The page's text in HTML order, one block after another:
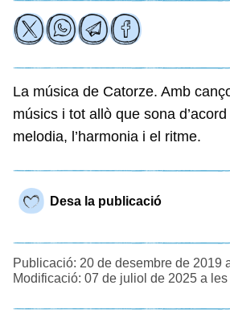
La música de Catorze. Amb
músics i tot allò que sona
melodia, l’harmonia i el ritme.
Desa la publicació
Publicació: 20 de desembre de 2019
Modificació: 07 de juliol de 2025 a